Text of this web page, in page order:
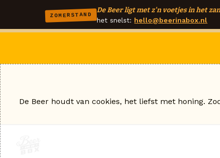
ZOMERSTAND
De Beer ligt met z'n voetjes in het
het snelst: hello@beerinabox.nl
De Beer houdt van cookies, het liefst met honing.